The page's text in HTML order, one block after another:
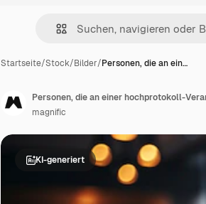
Startseite/Stock/Bilder/Personen, die an ein…
KI-generiert
Personen, die an einer hochprotokoll-
magnific